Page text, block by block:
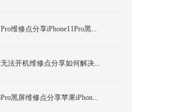
维修点分享iPhone11Pro黑...
法开机维修点分享如何解决...
黑屏维修点分享苹果iPhon...